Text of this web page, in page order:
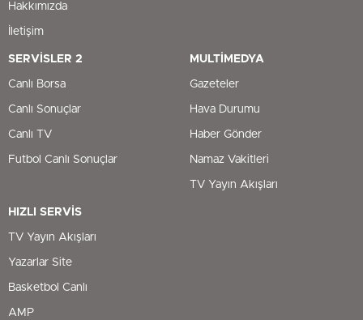
Hakkımızda
İletişim
SERVİSLER 2
Canlı Borsa
Canlı Sonuçlar
Canlı TV
Futbol Canlı Sonuçlar
MULTİMEDYA
Gazeteler
Hava Durumu
Haber Gönder
Namaz Vakitleri
TV Yayın Akışları
HIZLI SERVİS
TV Yayın Akışları
Yazarlar Site
Basketbol Canlı
AMP